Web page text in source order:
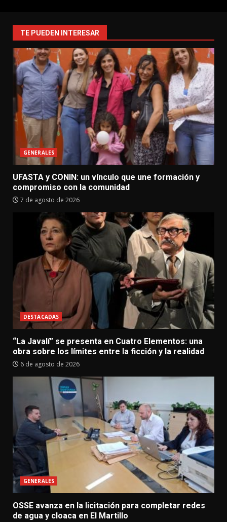
TE PUEDEN INTERESAR
GENERALES
UFASTA y CONIN: un vínculo que une formación y
compromiso con la comunidad
7 de agosto de 2026
DESTACADAS
“La Javalí” se presenta en Cuatro Elementos: una
obra sobre los límites entre la ficción y la realidad
6 de agosto de 2026
GENERALES
OSSE avanza en la licitación para completar redes
de agua y cloaca en El Martillo